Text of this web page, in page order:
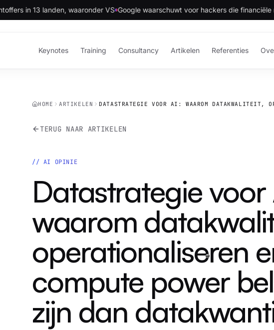
13 landen, waaronder VS Google waarschuwt voor hackers die financiële
Keynotes Training Consultancy Artikelen Referenties
HOME ARTIKELEN
TERUG NAAR ARTIKELEN
// AI OPINIE
Datastrategie voor
waarom
operationaliseren
compute power
zijn dan